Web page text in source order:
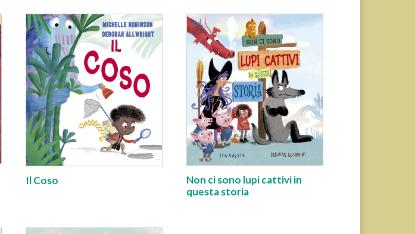
Il Coso
Non ci sono lupi cattivi in
questa storia